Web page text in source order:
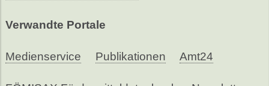
Verwandte Portale
Medienservice Publikationen Amt24